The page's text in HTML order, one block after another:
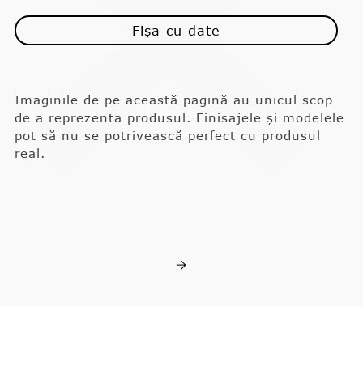
Fișa cu date
Imaginile de pe această pagină au unicul scop
de a reprezenta produsul. Finisajele și modelele
pot să nu se potrivească perfect cu produsul
real.